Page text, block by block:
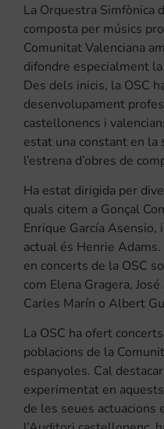
La Orquestra Simfònica
composta per músics
Comunitat Valenciana
difondre especialment
Des dels inicis, la OSC
desenvolupament
castellonencs i
estat una constant en la
l’estrena d’obres de
Ha estat dirigida per
quals citem a Gonçal
Enrique García
actual és Henrie
en concerts de la OSC
com Elena Gragera,
Carles Marín o Albert
La OSC ha ofert
poblacions de la
espanyoles. Cal
experimentat en
de les seues actuacions